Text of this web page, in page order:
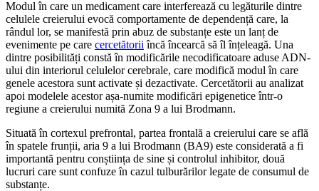
Modul în care un medicament care interferează cu legăturile dintre
celulele creierului evocă comportamente de dependență care, la
rândul lor, se manifestă prin abuz de substanțe este un lanț de
evenimente pe care cercetătorii încă încearcă să îl înțeleagă. Una
dintre posibilități constă în modificările necodificatoare aduse ADN-
ului din interiorul celulelor cerebrale, care modifică modul în care
genele acestora sunt activate și dezactivate. Cercetătorii au analizat
apoi modelele acestor așa-numite modificări epigenetice într-o
regiune a creierului numită Zona 9 a lui Brodmann.
Situată în cortexul prefrontal, partea frontală a creierului care se află
în spatele frunții, aria 9 a lui Brodmann (BA9) este considerată a fi
importantă pentru conștiința de sine și controlul inhibitor, două
lucruri care sunt confuze în cazul tulburărilor legate de consumul de
substanțe.